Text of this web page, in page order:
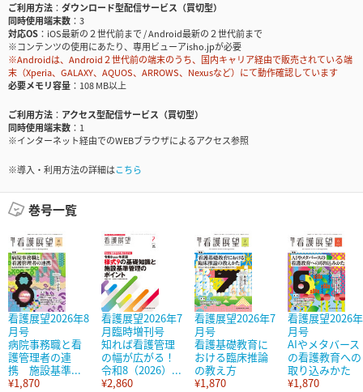
ご利用方法
ダウンロード型配信サービス（買切型）
同時使用端末数
3
対応OS
iOS最新の２世代前まで / Android最新の２世代前まで
※コンテンツの使用にあたり、専用ビューアisho.jpが必要
※Androidは、Android２世代前の端末のうち、国内キャリア経由で販売されている端
末（Xperia、GALAXY、AQUOS、ARROWS、Nexusなど）にて動作確認しています
必要メモリ容量
108 MB以上
ご利用方法
アクセス型配信サービス（買切型）
同時使用端末数
1
※インターネット経由でのWEBブラウザによるアクセス参照
※導入・利用方法の詳細はこちら
巻号一覧
看護展望2026年8
月号
病院事務職と看
護管理者の連
携 施設基準...
¥1,870
看護展望2026年7
月臨時増刊号
知れば看護管理
の幅が広がる！
令和8（2026）...
¥2,860
看護展望2026年7
月号
看護基礎教育に
おける臨床推論
の教え方
¥1,870
看護展望2026
月号
AIやメタバース
の看護教育への
取り込みかた
¥1,870